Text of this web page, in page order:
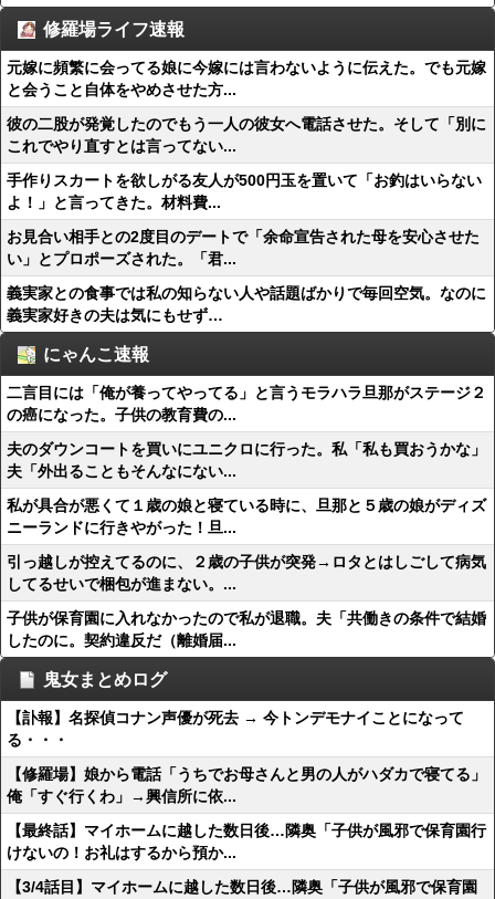
修羅場ライフ速報
元嫁に頻繁に会ってる娘に今嫁には言わないように伝えた。でも元嫁
と会うこと自体をやめさせた方...
彼の二股が発覚したのでもう一人の彼女へ電話させた。そして「別に
これでやり直すとは言ってない...
手作りスカートを欲しがる友人が500円玉を置いて「お釣はいらない
よ！」と言ってきた。材料費...
お見合い相手との2度目のデートで「余命宣告された母を安心させた
い」とプロポーズされた。「君...
義実家との食事では私の知らない人や話題ばかりで毎回空気。なのに
義実家好きの夫は気にもせず…
にゃんこ速報
二言目には「俺が養ってやってる」と言うモラハラ旦那がステージ２
の癌になった。子供の教育費の...
夫のダウンコートを買いにユニクロに行った。私「私も買おうかな」
夫「外出ることもそんなにない...
私が具合が悪くて１歳の娘と寝ている時に、旦那と５歳の娘がディズ
ニーランドに行きやがった！旦...
引っ越しが控えてるのに、２歳の子供が突発→ロタとはしごして病気
してるせいで梱包が進まない。...
子供が保育園に入れなかったので私が退職。夫「共働きの条件で結婚
したのに。契約違反だ（離婚届...
鬼女まとめログ
【訃報】名探偵コナン声優が死去 → 今トンデモナイことになって
る・・・
【修羅場】娘から電話「うちでお母さんと男の人がハダカで寝てる」
俺「すぐ行くわ」→興信所に依...
【最終話】マイホームに越した数日後…隣奥「子供が風邪で保育園行
けないの！お礼はするから預か...
【3/4話目】マイホームに越した数日後…隣奥「子供が風邪で保育園